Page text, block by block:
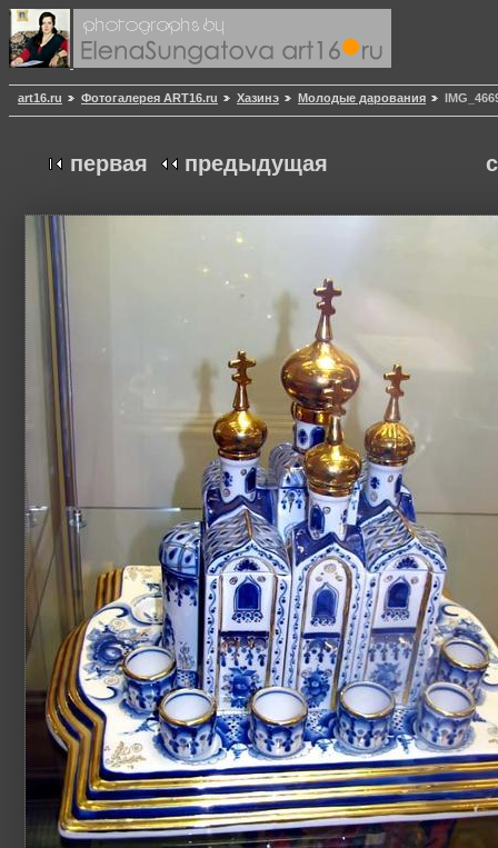
art16.ru Фотогалерея ART16.ru Хазинэ Молодые дарования
первая предыдущая